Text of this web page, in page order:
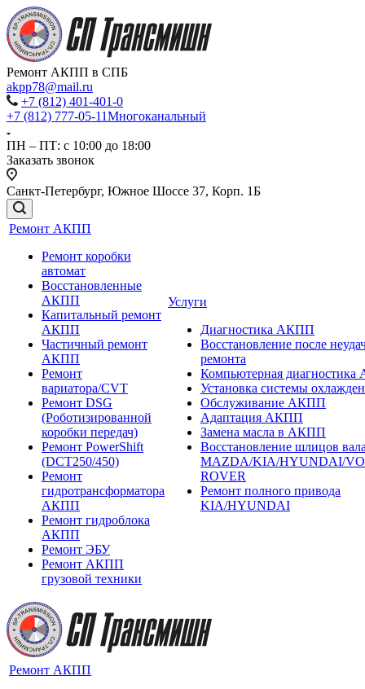
Ремонт АКПП в СПБ
akpp78@mail.ru
+7 (812) 401-401-0
+7 (812) 777-05-11Многоканальный
ПН – ПТ: с 10:00 до 18:00
Заказать звонок
Санкт-Петербург, Южное Шоссе 37, Корп. 1Б
Ремонт АКПП
Ремонт коробки
автомат
Восстановленные
АКПП
Капитальный ремонт
АКПП
Частичный ремонт
АКПП
Ремонт
вариатора/CVT
Ремонт DSG
(Роботизированной
коробки передач)
Ремонт PowerShift
(DCT250/450)
Ремонт
гидротрансформатора
АКПП
Ремонт гидроблока
АКПП
Ремонт ЭБУ
Ремонт АКПП
грузовой техники
Услуги
Диагностика АКПП
Восстановление после
ремонта
Компьютерная
Установка системы
Обслуживание АКПП
Адаптация АКПП
Замена масла в АКПП
Восстановление шлицов
MAZDA/KIA/HYUNDAI/
ROVER
Ремонт полного привода
KIA/HYUNDAI
Ремонт АКПП